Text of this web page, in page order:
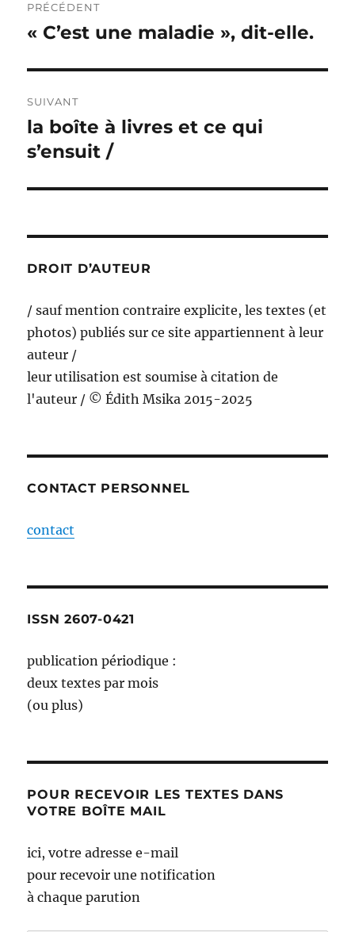
de
PRÉCÉDENT
Publication
« C’est une maladie », dit-elle.
SUIVANT
Publication
suivante :
la boîte à livres et ce qui
s’ensuit /
DROIT D’AUTEUR
/ sauf mention contraire explicite, les textes (et
photos) publiés sur ce site appartiennent à leur
auteur /
leur utilisation est soumise à citation de
l'auteur / © Édith Msika 2015-2025
CONTACT PERSONNEL
contact
ISSN 2607-0421
publication périodique :
deux textes par mois
(ou plus)
POUR RECEVOIR LES TEXTES DANS
VOTRE BOÎTE MAIL
ici, votre adresse e-mail
pour recevoir une notification
à chaque parution